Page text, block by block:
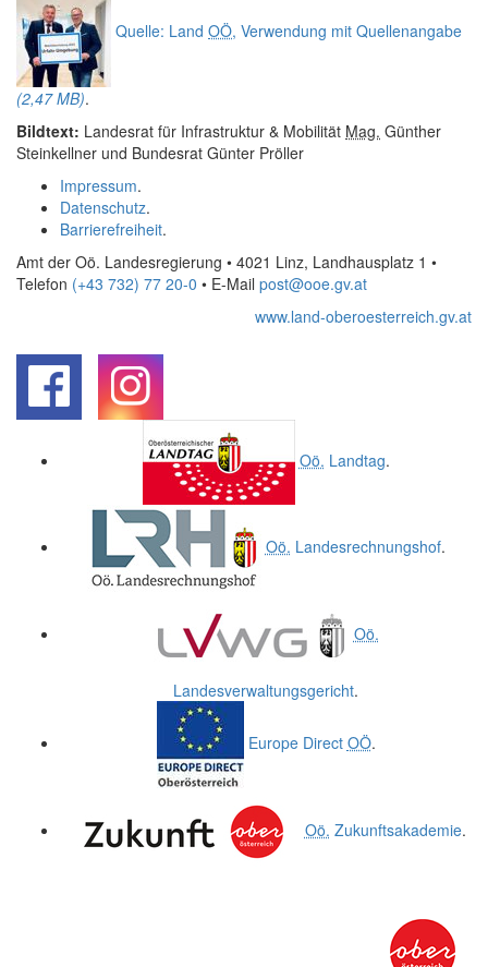
Quelle: Land OÖ, Verwendung mit Quellenangabe
(2,47 MB).
Bildtext: Landesrat für Infrastruktur & Mobilität Mag. Günther
Steinkellner und Bundesrat Günter Pröller
Impressum.
Datenschutz.
Barrierefreiheit.
Amt der Oö. Landesregierung • 4021 Linz, Landhausplatz 1 •
Telefon (+43 732) 77 20-0 • E-Mail post@ooe.gv.at
www.land-oberoesterreich.gv.at
Oö. Landtag.
Oö. Landesrechnungshof.
Oö.
Landesverwaltungsgericht.
Europe Direct OÖ.
Oö. Zukunftsakademie.